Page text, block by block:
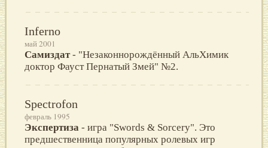
Inferno
май 2001
Самиздат- "Незаконнорождённый АльХимик
доктор Фауст Пернатый Змей" №2.
Spectrofon
февраль 1995
Экспертиза - игра "Swords & Sorcery". Это
предшественница популярных ролевых игр